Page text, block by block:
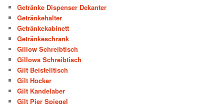
Getränke Dispenser Dekanter
Getränkehalter
Getränkekabinett
Getränkeschrank
Gillow Schreibtisch
Gillows Schreibtisch
Gilt Beistelltisch
Gilt Hocker
Gilt Kandelaber
Gilt Pier Spiegel